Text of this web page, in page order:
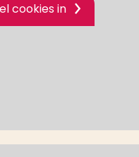
cookies in